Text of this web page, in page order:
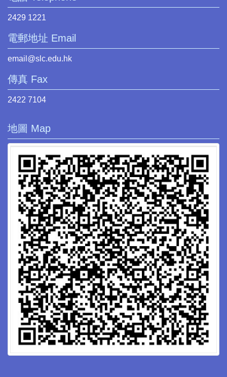
2429 1221
電郵地址 Email
email@slc.edu.hk
傳真 Fax
2422 7104
地圖 Map